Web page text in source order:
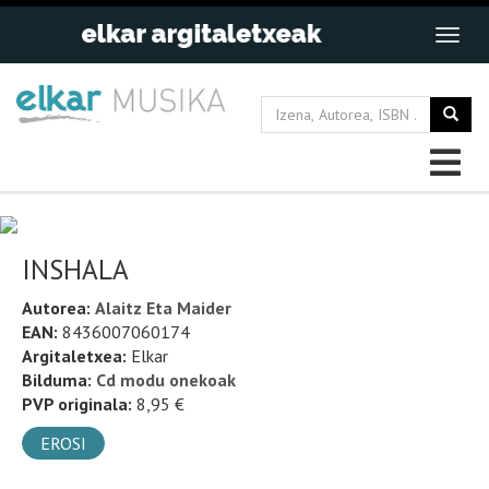
INSHALA
Autorea: Alaitz Eta Maider
EAN: 8436007060174
Argitaletxea: Elkar
Bilduma: Cd modu onekoak
PVP originala: 8,95 €
EROSI